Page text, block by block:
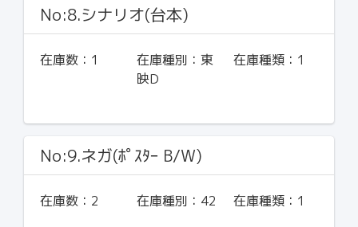
No:8.シナリオ(台本)
在庫数： 1 在庫種別： 東
映D
在庫種類： 1
No:9.ネガ(ﾎﾟｽﾀｰ B/W)
在庫数： 2 在庫種別： 42 在庫種類： 1